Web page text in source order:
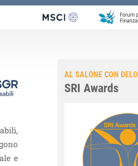
e
AL SALONE CON
SRI Awards